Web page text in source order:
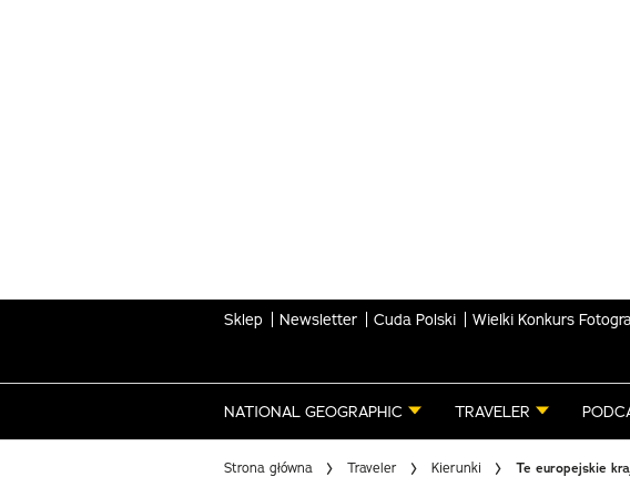
Sklep Newsletter Cuda Polski Wielki Konkurs
NATIONAL GEOGRAPHIC TRAVELER
Strona główna Traveler Kierunki Te europejskie